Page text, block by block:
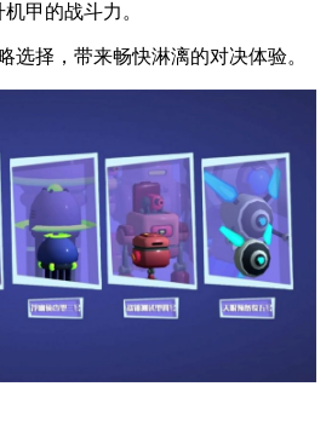
甲的战斗力。
选择，带来畅快淋漓的对决体验。